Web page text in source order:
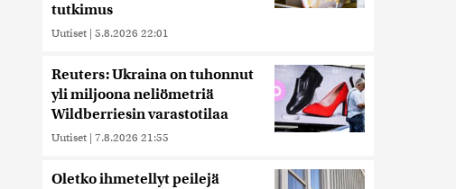
tutkimus
Uutiset | 5.8.2026 22:01
Reuters: Ukraina on tuhonnut
yli miljoona neliömetriä
Wildberriesin varastotilaa
Uutiset | 7.8.2026 21:55
Oletko ihmetellyt peilejä